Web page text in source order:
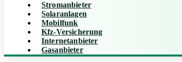
Stromanbieter
Solaranlagen
Mobilfunk
Kfz-Versicherung
Internetanbieter
Gasanbieter